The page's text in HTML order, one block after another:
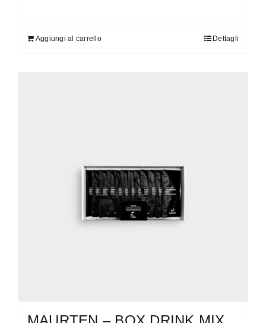
Aggiungi al carrello Dettagli